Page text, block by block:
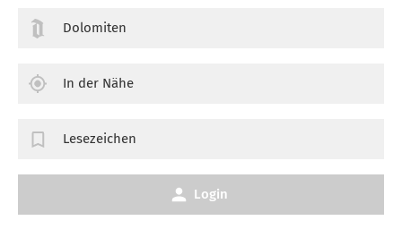
Dolomiten
In der Nähe
Lesezeichen
Login